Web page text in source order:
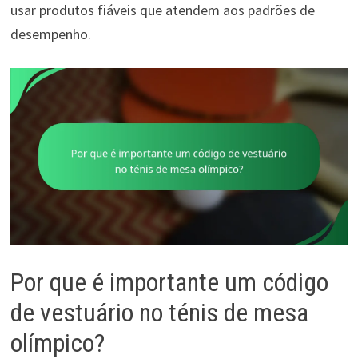
usar produtos fiáveis que atendem aos padrões de
desempenho.
Por que é importante um código
de vestuário no ténis de mesa
olímpico?